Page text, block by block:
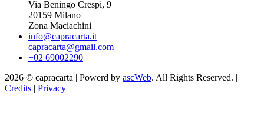
Via Beningo Crespi, 9
20159 Milano
Zona Maciachini
info@capracarta.it
capracarta@gmail.com
+02 69002290
2026 © capracarta | Powerd by ascWeb. All Rights Reserved. |
Credits | Privacy